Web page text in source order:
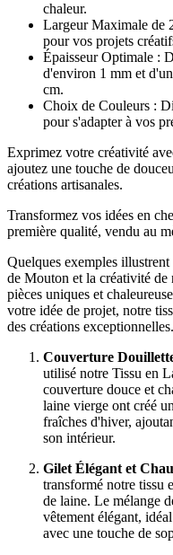
chaleur.
Largeur Maximale de
pour vos projets
Épaisseur Optimale :
d'environ 1 mm et
cm.
Choix de Couleurs :
pour s'adapter à vos
Exprimez votre créativité
ajoutez une touche de
créations artisanales.
Transformez vos idées en
première qualité, vendu au
Quelques exemples
de Mouton et la créativité de
pièces uniques et
votre idée de projet, notre
des créations exceptionnelles.
Couverture
utilisé notre Tissu en
couverture douce et
laine vierge ont créé
fraîches d'hiver,
son intérieur.
Gilet Élégant et
transformé notre tissu
de laine. Le mélange
vêtement élégant,
avec une touche de